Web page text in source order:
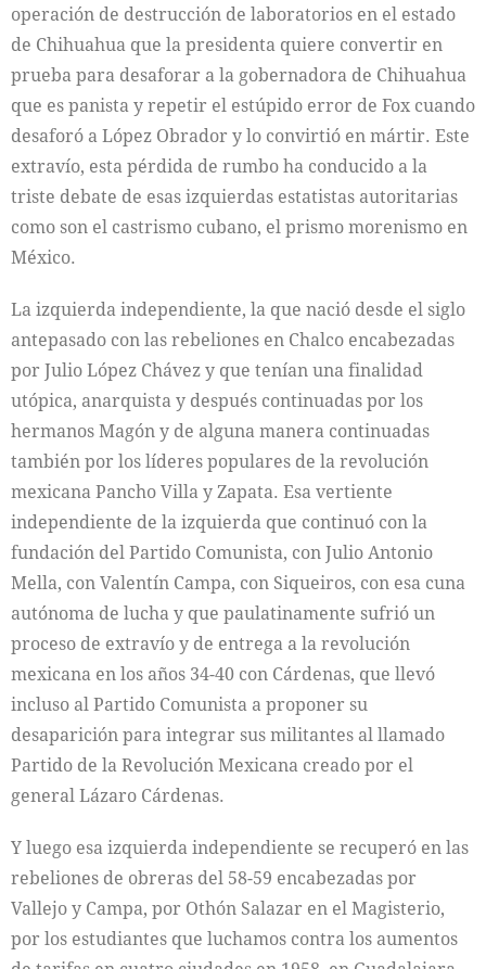
operación de destrucción de laboratorios en el estado
de Chihuahua que la presidenta quiere convertir en
prueba para desaforar a la gobernadora de Chihuahua
que es panista y repetir el estúpido error de Fox cuando
desaforó a López Obrador y lo convirtió en mártir. Este
extravío, esta pérdida de rumbo ha conducido a la
triste debate de esas izquierdas estatistas autoritarias
como son el castrismo cubano, el prismo morenismo en
México.
La izquierda independiente, la que nació desde el siglo
antepasado con las rebeliones en Chalco encabezadas
por Julio López Chávez y que tenían una finalidad
utópica, anarquista y después continuadas por los
hermanos Magón y de alguna manera continuadas
también por los líderes populares de la revolución
mexicana Pancho Villa y Zapata. Esa vertiente
independiente de la izquierda que continuó con la
fundación del Partido Comunista, con Julio Antonio
Mella, con Valentín Campa, con Siqueiros, con esa cuna
autónoma de lucha y que paulatinamente sufrió un
proceso de extravío y de entrega a la revolución
mexicana en los años 34-40 con Cárdenas, que llevó
incluso al Partido Comunista a proponer su
desaparición para integrar sus militantes al llamado
Partido de la Revolución Mexicana creado por el
general Lázaro Cárdenas.
Y luego esa izquierda independiente se recuperó en las
rebeliones de obreras del 58-59 encabezadas por
Vallejo y Campa, por Othón Salazar en el Magisterio,
por los estudiantes que luchamos contra los aumentos